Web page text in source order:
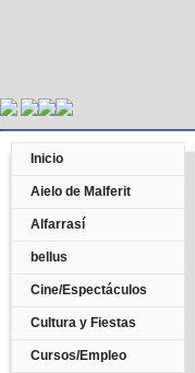
Inicio
Aielo de Malferit
Alfarrasí
bellus
Cine/Espectáculos
Cultura y Fiestas
Cursos/Empleo